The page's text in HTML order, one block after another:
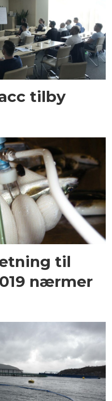
tilby
til
nærmer